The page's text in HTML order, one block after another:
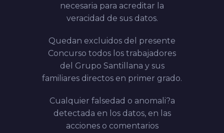
necesaria para acreditar la
veracidad de sus datos.
Quedan excluidos del presente
Concurso todos los trabajadores
del Grupo Santillana y sus
familiares directos en primer grado.
Cualquier falsedad o anomali?a
detectada en los datos, en las
acciones o comentarios